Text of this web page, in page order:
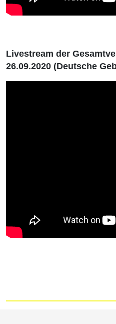
Livestream der
26.09.2020 (Deutsche